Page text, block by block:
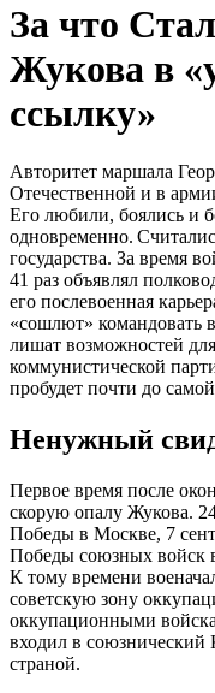
За что
Жукова в
ссылку»
Авторитет маршала
Отечественной и в
Его любили, боялись и
одновременно.
государства. За время
41 раз объявлял
его послевоенная
«сошлют» командовать
лишат возможностей
коммунистической
пробудет почти до
Ненужный
Первое время после
скорую опалу Жукова.
Победы в Москве, 7
Победы союзных войск
К тому времени
советскую зону
оккупационными
входил в
страной.